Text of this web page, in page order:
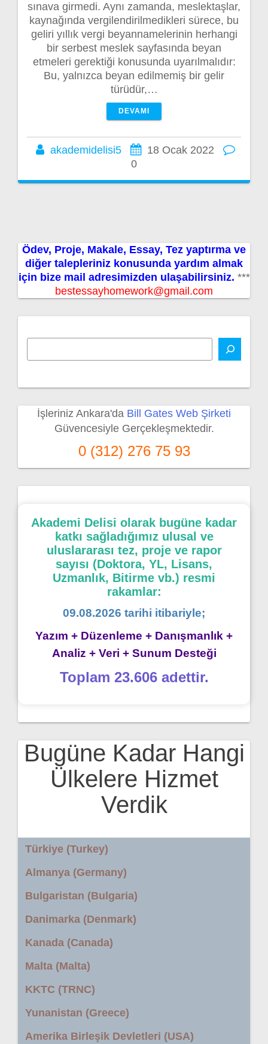
sınava girmedi. Aynı zamanda, meslektaşlar,
kaynağında vergilendirilmedikleri sürece, bu
geliri yıllık vergi beyannamelerinin herhangi
bir serbest meslek sayfasında beyan
etmeleri gerektiği konusunda uyarılmalıdır:
Bu, yalnızca beyan edilmemiş bir gelir
türüdür,…
DEVAMI
akademidelisi5
18 Ocak 2022
0
Ödev, Proje, Makale, Essay, Tez yaptırma ve
diğer talepleriniz konusunda yardım almak
için bize mail adresimizden ulaşabilirsiniz. ***
bestessayhomework@gmail.com
İşleriniz Ankara'da Bill Gates Web Şirketi
Güvencesiyle Gerçekleşmektedir.
0 (312) 276 75 93
Akademi Delisi olarak bugüne kadar
katkı sağladığımız ulusal ve
uluslararası tez, proje ve rapor
sayısı (Doktora, YL, Lisans,
Uzmanlık, Bitirme vb.) resmi
rakamlar:
09.08.2026 tarihi itibariyle;
Yazım + Düzenleme + Danışmanlık +
Analiz + Veri + Sunum Desteği
Toplam 23.606 adettir.
Bugüne Kadar Hangi
Ülkelere Hizmet
Verdik
Türkiye (Turkey)
Almanya (Germany)
Bulgaristan (Bulgaria)
Danimarka (Denmark)
Kanada (Canada)
Malta (Malta)
KKTC (TRNC)
Yunanistan (Greece)
Amerika Birleşik Devletleri (USA)